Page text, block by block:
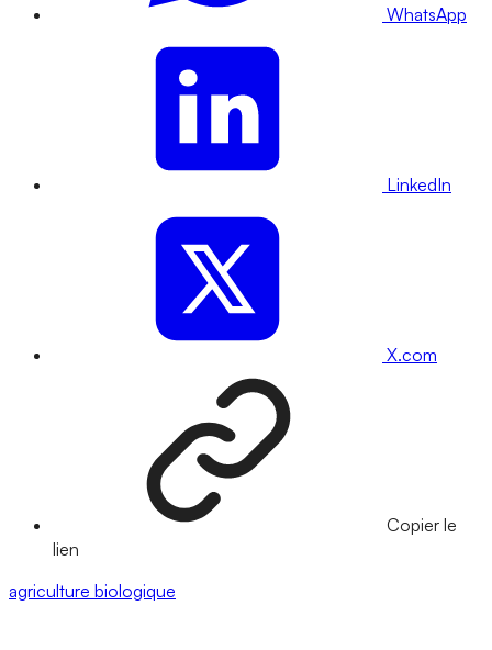
WhatsApp
LinkedIn
X.com
Copier le
lien
agriculture biologique